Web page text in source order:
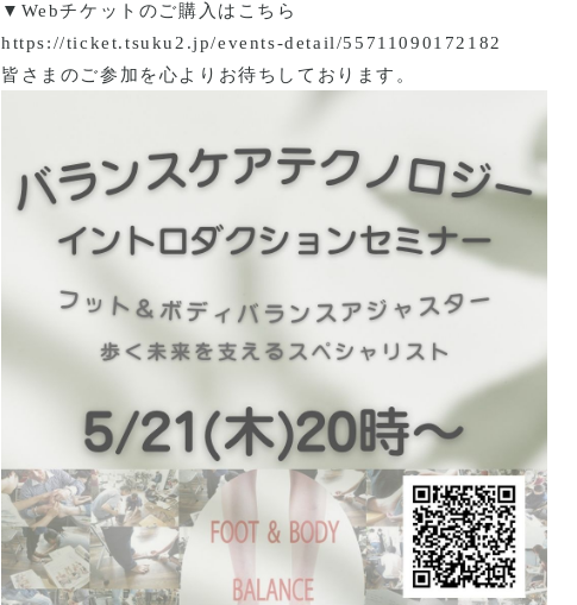
▼Webチケットのご購入はこちら
https://ticket.tsuku2.jp/events-detail/55711090172182
皆さまのご参加を心よりお待ちしております。